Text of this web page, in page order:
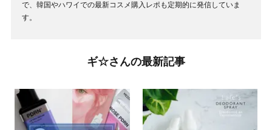
で、韓国やハワイでの最新コスメ購入レポも定期的に発信していま
す。
ギ☆さんの最新記事